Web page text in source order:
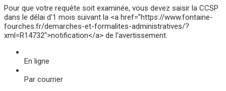
Pour que votre requête soit examinée, vous devez saisir la CCSP
dans le délai d'1 mois suivant la <a href="https://www.fontaine-
fourches.fr/demarches-et-formalites-administratives/?
xml=R14732">notification</a> de l'avertissement.
En ligne
Par courrier